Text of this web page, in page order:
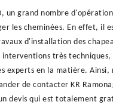
un grand nombre
les cheminées. En effet, il
d'installation des
interventions très
experts en la matière. Ainsi,
de contacter KR
devis qui est totalement